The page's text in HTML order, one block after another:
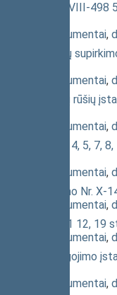
įstatymo Nr. VIII-
susiję dokumentai,
laužo ir atliekų
susiję dokumentai,
augalų ir grybų rūšių
susiję dokumentai,
Nr. IX-966 4, 5, 7,
susiję dokumentai,
įstatymo Nr.
susiję dokumentai,
Nr. VIII-1871 12,
susiję dokumentai,
saugojimo
susiję dokumentai,